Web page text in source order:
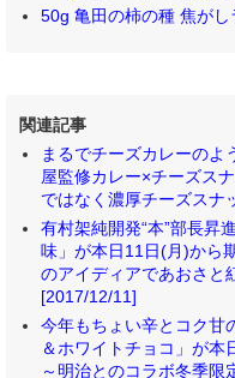
50g 亀田の柿の種 焦がし
関連記事
まるでチーズカレーのよ
屋監修カレー×チーズス
ではなく濃厚チーズスナ
有村架純開発“本”部長昇
味」が本日11日(月)から
のアイディアであおさと
[2017/12/11]
今年もちょい辛とコク甘
＆ホワイトチョコ」が本
～明治とのコラボ冬季